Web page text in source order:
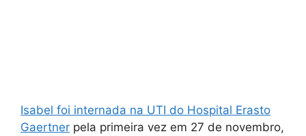
Isabel foi internada na UTI do Hospital Erasto
Gaertner pela primeira vez em 27 de novembro,